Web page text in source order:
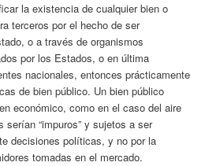
la existencia de cualquier bien o
terceros por el hecho de ser
o a través de organismos
por los Estados, o en última
nacionales, entonces prácticamente
de bien público. Un bien público
económico, como en el caso del aire
serían “impuros” y sujetos a ser
decisiones políticas, y no por la
tomadas en el mercado.